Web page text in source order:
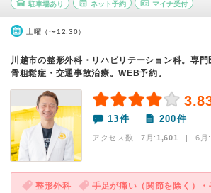
駐車場あり ネット予約 マイナ受付
土曜（〜12:30）
川越市の整形外科・リハビリテーション科。専門
骨粗鬆症・交通事故治療。WEB予約。
13件 200件
アクセス数 7月:1,601 | 6月:
整形外科
手足が痛い（関節を除く）・